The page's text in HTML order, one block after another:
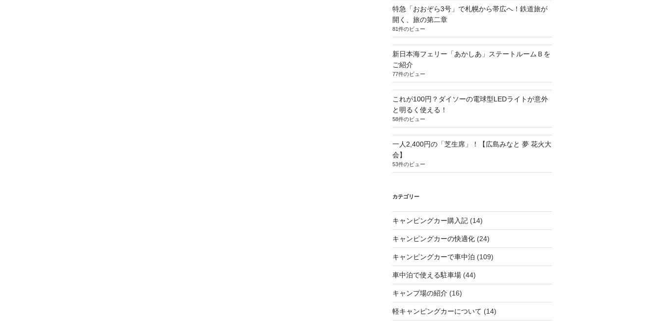
特急「おおぞら3号」で札幌から帯広へ！鉄道旅が
開く、旅の第二章
81件のビュー
新日本海フェリー「あかしあ」ステートルームＢを
ご紹介
77件のビュー
これが100円？ダイソーの電球型LEDライトが意外
と明るく使える！
58件のビュー
一人2,400円の「芝生席」！【広島みなと 夢 花火大
会】
53件のビュー
カテゴリー
キャンピングカー購入記(14)
キャンピングカーの快適化(24)
キャンピングカーで車中泊 (109)
車中泊で使える駐車場(44)
キャンプ場の紹介 (16)
軽キャンピングカーについて (14)